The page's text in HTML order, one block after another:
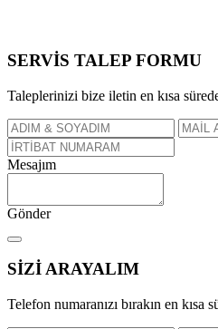
SERVİS TALEP FORMU
Taleplerinizi bize iletin en kısa
Mesajım
Gönder
SİZİ ARAYALIM
Telefon numaranızı bırakın en kısa